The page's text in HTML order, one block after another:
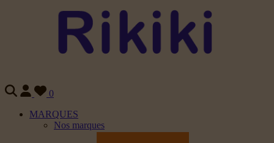
0
MARQUES
Nos marques